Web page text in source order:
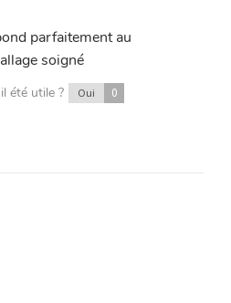
parfaitement au
soigné
été utile ? Oui 0